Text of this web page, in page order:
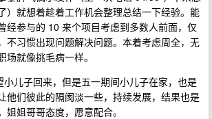
）就想着趁着工作机会整理总结一下经验。能
经参与的 10 来个项目考虑到多数人前面，仅
不习惯出现问题解决问题。本着考虑周全，无
就像挑毛病一样。
儿子回来，但是五一期间小儿子在家，也是
他们彼此的隔阂淡一些，持续发展，结果也是
姐哥哥态度，愿意配合。